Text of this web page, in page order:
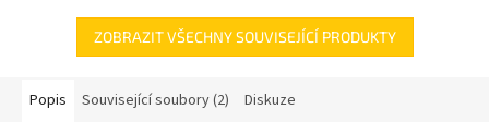
ZOBRAZIT VŠECHNY SOUVISEJÍCÍ PRODUKTY
Popis Související soubory (2) Diskuze